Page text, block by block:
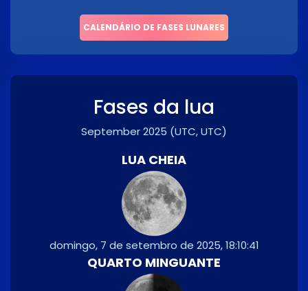
CALENDÁRIO DE FASES LUNARES
Fases da lua
September 2025 (UTC, UTC)
LUA CHEIA
domingo, 7 de setembro de 2025, 18:10:41
QUARTO MINGUANTE